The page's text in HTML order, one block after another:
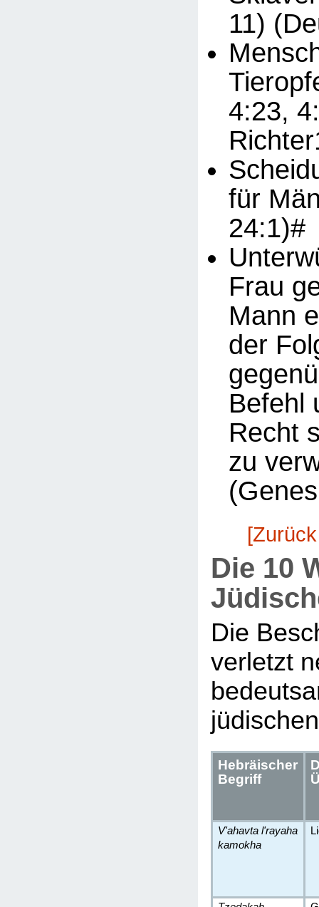
11)
4:23,
für
24:1)#
Frau
Mann
der
Befehl
Recht
zu
Die 10
Die
verletzt
Hebräischer
Begriff
V'ahavta l'rayaha
kamokha